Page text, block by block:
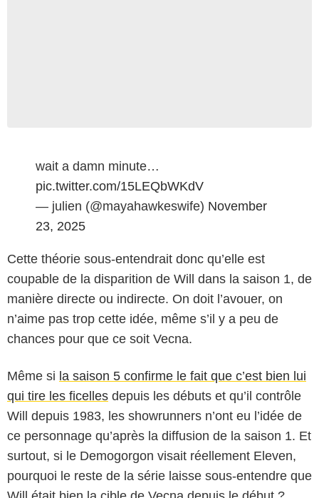
wait a damn minute…
pic.twitter.com/15LEQbWKdV
— julien (@mayahawkeswife) November
23, 2025
Cette théorie sous-entendrait donc qu’elle est
coupable de la disparition de Will dans la saison 1, de
manière directe ou indirecte. On doit l’avouer, on
n’aime pas trop cette idée, même s’il y a peu de
chances pour que ce soit Vecna.
Même si la saison 5 confirme le fait que c’est bien lui
qui tire les ficelles depuis les débuts et qu’il contrôle
Will depuis 1983, les showrunners n’ont eu l’idée de
ce personnage qu’après la diffusion de la saison 1. Et
surtout, si le Demogorgon visait réellement Eleven,
pourquoi le reste de la série laisse sous-entendre que